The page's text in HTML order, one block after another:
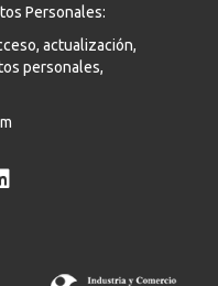
Personales:
actualización,
personales,